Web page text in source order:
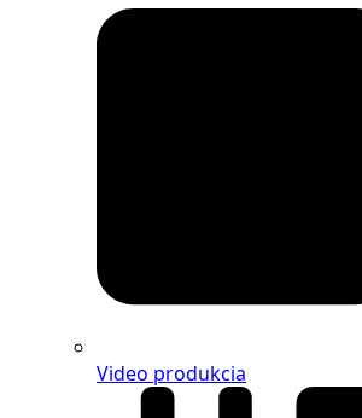
Video produkcia